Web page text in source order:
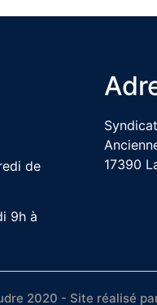
de
9h à
17390
2020 - Site réalisé